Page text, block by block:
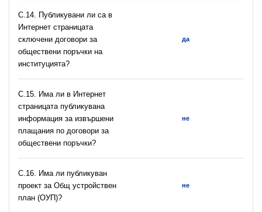
С.14. Публикувани ли са в
Интернет страницата
сключени договори за
обществени поръчки на
институцията?
да
С.15. Има ли в Интернет
страницата публикувана
информация за извършени
плащания по договори за
обществени поръчки?
не
С.16. Има ли публикуван
проект за Общ устройствен
план (ОУП)?
не